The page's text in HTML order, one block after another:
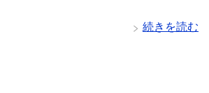
続きを読む